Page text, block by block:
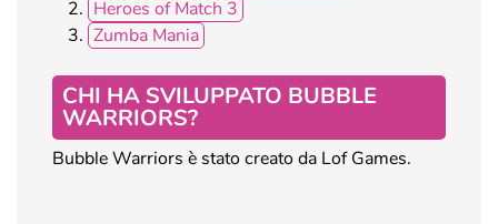
Heroes of Match 3
Zumba Mania
CHI HA SVILUPPATO BUBBLE
WARRIORS?
Bubble Warriors è stato creato da Lof Games.